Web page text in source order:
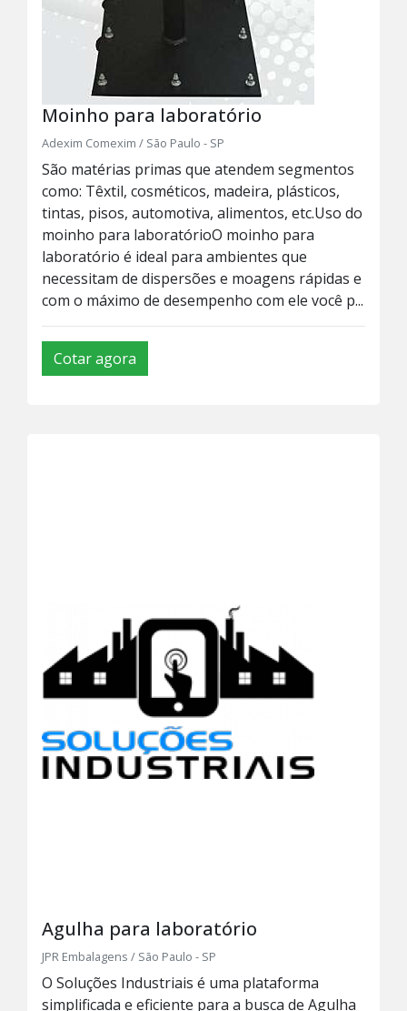
Moinho para laboratório
Adexim Comexim / São Paulo - SP
São matérias primas que atendem segmentos
como: Têxtil, cosméticos, madeira, plásticos,
tintas, pisos, automotiva, alimentos, etc.Uso do
moinho para laboratórioO moinho para
laboratório é ideal para ambientes que
necessitam de dispersões e moagens rápidas e
com o máximo de desempenho com ele você p...
Cotar agora
Agulha para laboratório
JPR Embalagens / São Paulo - SP
O Soluções Industriais é uma plataforma
simplificada e eficiente para a busca de Agulha